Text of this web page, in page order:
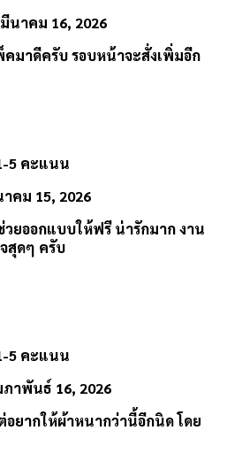
มีนาคม 16, 2026
มาดีครับ รอบหน้าจะสั่งเพิ่มอีก
5 คะแนน
คม 15, 2026
ยออกแบบให้ฟรี น่ารักมาก งาน
สุดๆ ครับ
5 คะแนน
าพันธ์ 16, 2026
ยากให้ผ้าหนากว่านี้อีกนิด โดย